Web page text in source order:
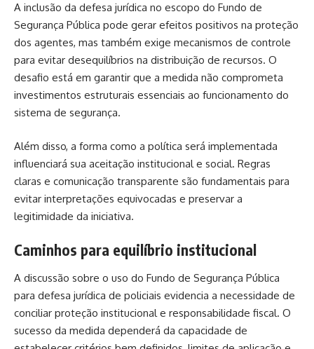
A inclusão da defesa jurídica no escopo do Fundo de
Segurança Pública pode gerar efeitos positivos na proteção
dos agentes, mas também exige mecanismos de controle
para evitar desequilíbrios na distribuição de recursos. O
desafio está em garantir que a medida não comprometa
investimentos estruturais essenciais ao funcionamento do
sistema de segurança.
Além disso, a forma como a política será implementada
influenciará sua aceitação institucional e social. Regras
claras e comunicação transparente são fundamentais para
evitar interpretações equivocadas e preservar a
legitimidade da iniciativa.
Caminhos para equilíbrio institucional
A discussão sobre o uso do Fundo de Segurança Pública
para defesa jurídica de policiais evidencia a necessidade de
conciliar proteção institucional e responsabilidade fiscal. O
sucesso da medida dependerá da capacidade de